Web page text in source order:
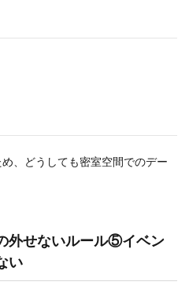
、どうしても密室空間でのデー
外せないルール⑤イベン
い